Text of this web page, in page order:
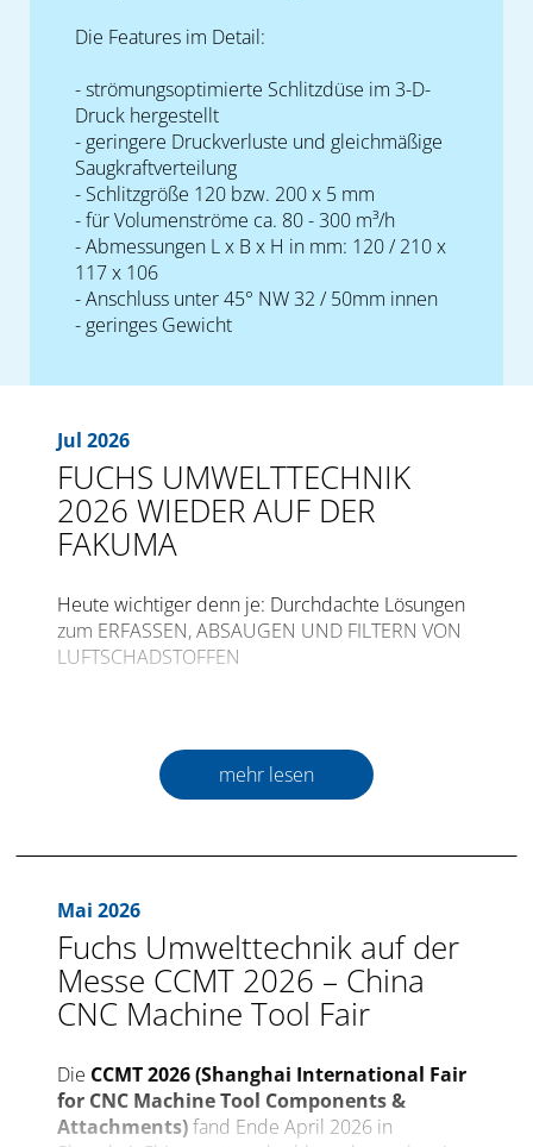
Die Features im Detail:
- strömungsoptimierte Schlitzdüse im 3-D-
Druck hergestellt
- geringere Druckverluste und gleichmäßige
Saugkraftverteilung
- Schlitzgröße 120 bzw. 200 x 5 mm
- für Volumenströme ca. 80 - 300 m³/h
- Abmessungen L x B x H in mm: 120 / 210 x
117 x 106
- Anschluss unter 45° NW 32 / 50mm innen
- geringes Gewicht
Jul 2026
FUCHS UMWELTTECHNIK
2026 WIEDER AUF DER
FAKUMA
Heute wichtiger denn je: Durchdachte Lösungen
zum ERFASSEN, ABSAUGEN UND FILTERN VON
LUFTSCHADSTOFFEN
Mal ihre Pforten vom 12. bis 16. Oktober 2026 in
Friedrichshafen.
Verarbeitung diverse Schadstoffe entstehen, die
entsprechend behandelt werden müssen und
einen kompetenten Spezialisten verlangen.
Dieser Spezialist,Fuchs Umwelttechnik
Messeauftritt bei der Fakuma 2024 – in diesem
Jahr wieder durchdachte Neuheiten und
effiziente Sicherheitslösungen zur Erfassung und
mehr lesen
Mai 2026
Fuchs Umwelttechnik auf der
Messe CCMT 2026 – China
CNC Machine Tool Fair
Die CCMT 2026 (Shanghai International Fair
for CNC Machine Tool Components &
Attachments)fand Ende April 2026 in